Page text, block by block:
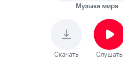
Музыка мира
Скачать Слушать